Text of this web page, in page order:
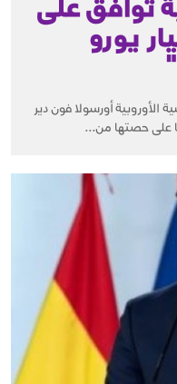
توافق على
بـ40 مليار يورو
المفوضية الأوروبية أورسولا فون دير
على حصتها من...